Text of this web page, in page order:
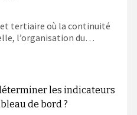
et tertiaire où la continuité
l’organisation du…
les indicateurs
de bord ?